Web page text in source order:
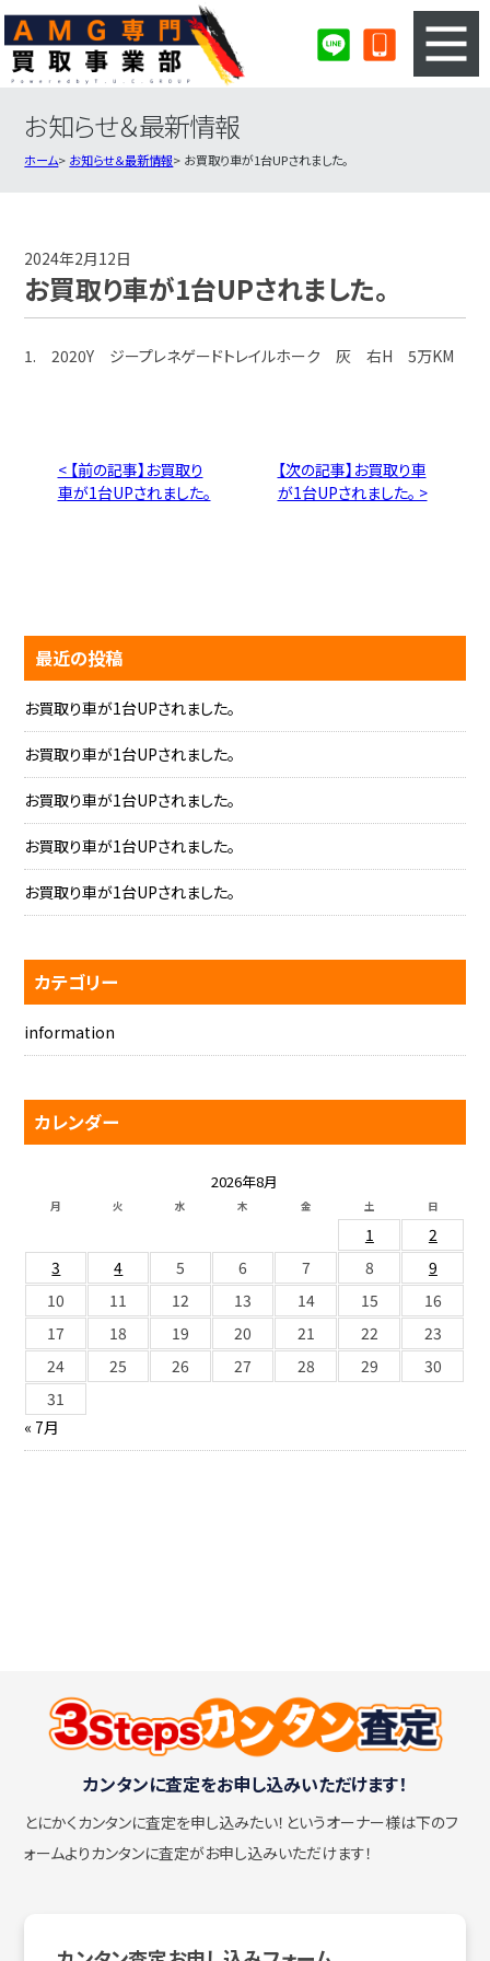
3ステップのカンタン査定
AMG買取実績
お知らせ＆最新情報
ホーム お知らせ＆最新情報 お買取り車が1台UPされました。
2024年2月12日
お買取り車が1台UPされました。
1. 2020Y ジープレネゲードトレイルホーク 灰 右H 5万KM
< 【前の記事】お買取り
車が1台UPされました。
【次の記事】お買取り車
が1台UPされました。 >
最近の投稿
お買取り車が1台UPされました。
お買取り車が1台UPされました。
お買取り車が1台UPされました。
お買取り車が1台UPされました。
お買取り車が1台UPされました。
カテゴリー
information
カレンダー
2026年8月
月 火 水 木 金 土 日
1
2
3
4 5 6 7 8
9
10
11 12 13 14 15
16
17
18 19 20 21 22
23
24
25 26 27 28 29
30
31
« 7月
カンタンに査定をお申し込みいただけます！
とにかくカンタンに査定を申し込みたい！ というオーナー様は下のフ
ォームよりカンタンに査定がお申し込みいただけます！